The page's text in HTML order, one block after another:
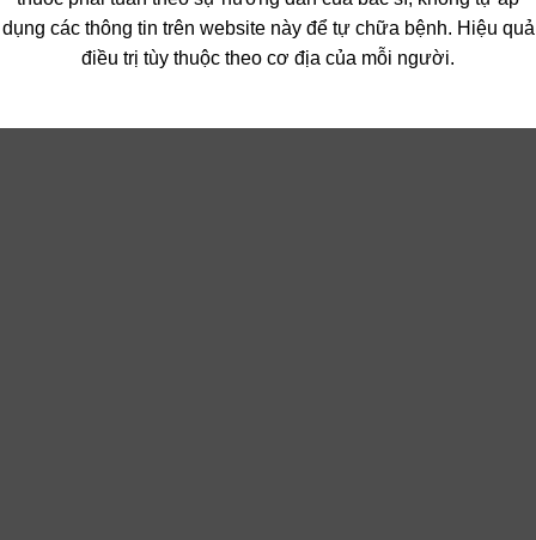
dụng các thông tin trên website này để tự chữa bệnh. Hiệu quả
điều trị tùy thuộc theo cơ địa của mỗi người.